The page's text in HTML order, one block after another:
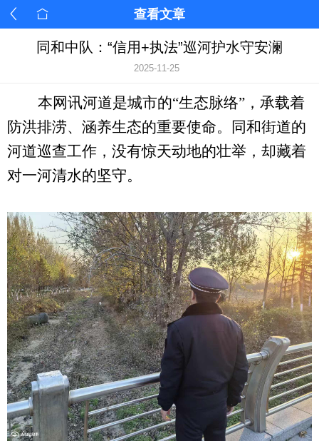
同和中队：“信用+执法”巡河护水守安澜
2025-11-25
本网讯河道是城市的“生态脉络”，承载着
防洪排涝、涵养生态的重要使命。
同和街道的
河道巡查工作，没有惊天动地的壮举，却藏着
对一河清水的坚守。
查看文章